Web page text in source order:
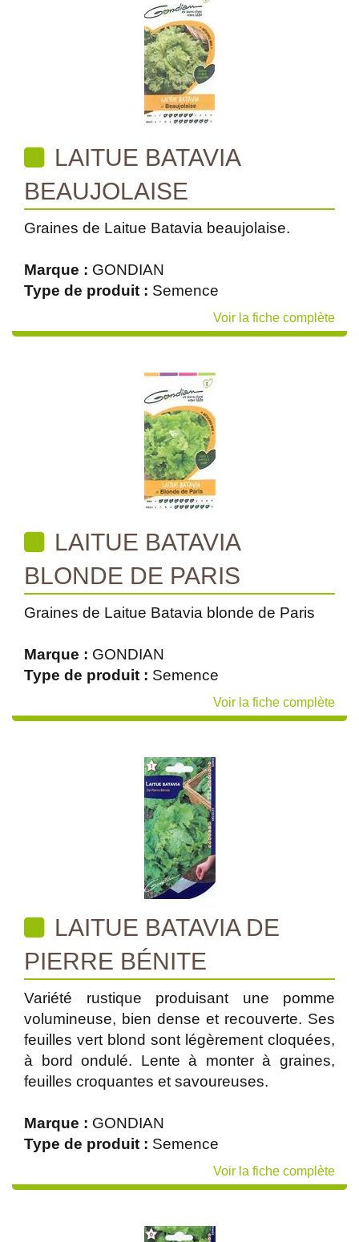
LAITUE BATAVIA
BEAUJOLAISE
Graines de Laitue Batavia beaujolaise.
Marque : GONDIAN
Type de produit : Semence
Voir la fiche complète
LAITUE BATAVIA
BLONDE DE PARIS
Graines de Laitue Batavia blonde de Paris
Marque : GONDIAN
Type de produit : Semence
Voir la fiche complète
LAITUE BATAVIA DE
PIERRE BÉNITE
Variété rustique produisant une pomme
volumineuse, bien dense et recouverte. Ses
feuilles vert blond sont légèrement cloquées,
à bord ondulé. Lente à monter à graines,
feuilles croquantes et savoureuses.
Marque : GONDIAN
Type de produit : Semence
Voir la fiche complète